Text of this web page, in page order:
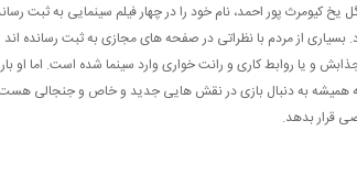
پور احمد، نام خود را در چهار فیلم سینمایی به ثبت
بسیاری از مردم با نظراتی در صفحه های مجازی به ثبت رسانده اند
و یا روابط کاری و رانت خواری وارد سینما شده است. اما او بار
که همیشه به دنبال بازی در نقش هایی جدید و خاص و جنجالی
قرار بدهد.